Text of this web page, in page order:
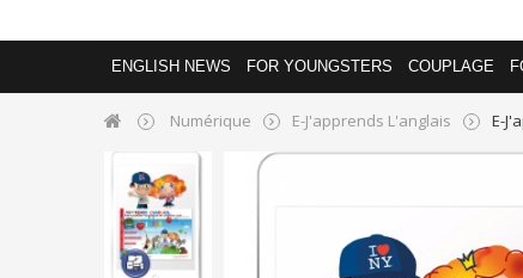
ENGLISH NEWS FOR YOUNGSTERS COUPLAGE
Numérique E-J'apprends L'anglais E-